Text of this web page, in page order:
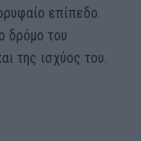
επίπεδο.
δρόμο του
της ισχύος του.